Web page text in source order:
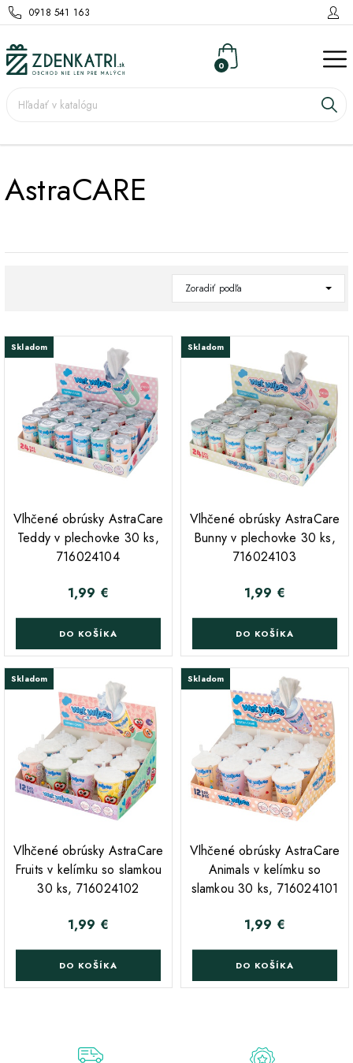
0918 541 163
0
AstraCARE
Zoradiť podľa
Skladom
Vlhčené obrúsky AstraCare
Teddy v plechovke 30 ks,
716024104
Cena
1,99 €
DO KOŠÍKA
Skladom
Vlhčené obrúsky AstraCare
Bunny v plechovke 30 ks,
716024103
Cena
1,99 €
DO KOŠÍKA
Skladom
Vlhčené obrúsky AstraCare
Fruits v kelímku so slamkou
30 ks, 716024102
Cena
1,99 €
DO KOŠÍKA
Skladom
Vlhčené obrúsky AstraCare
Animals v kelímku so
slamkou 30 ks, 716024101
Cena
1,99 €
DO KOŠÍKA